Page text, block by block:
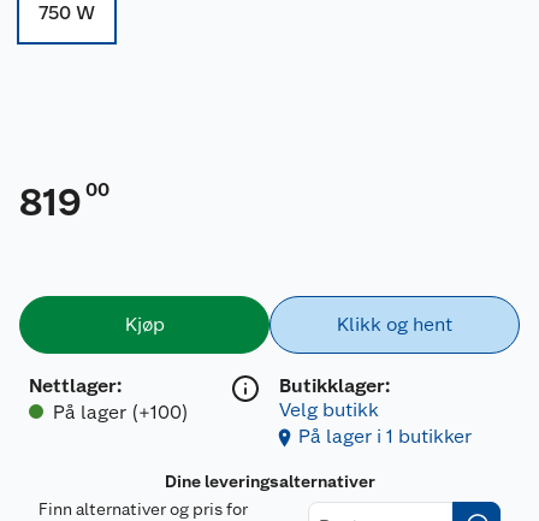
750 W
819 00
Kjøp
Nettlager:
På lager (+100)
Klikk og hent
Butikklager:
Velg butikk
På lager i 1 butikker
Dine leveringsalternativer
Finn alternativer og pris for